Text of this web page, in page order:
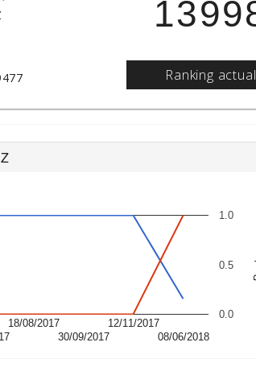
Ranking actual
18/08/2017
30/09/2017
12/11/2017
08/06/2018
0.0
0.5
1.0